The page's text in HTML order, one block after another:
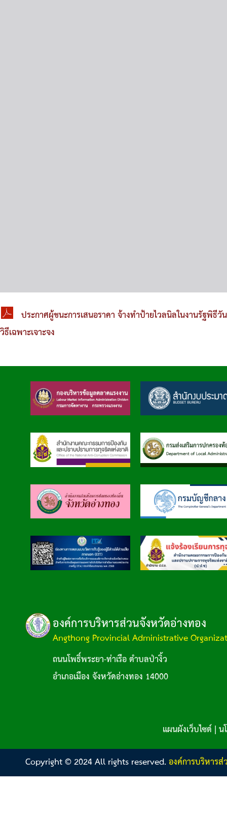
ประกาศผู้ชนะการเสนอราคา จ้างทำป้ายไวลนิลในงานรัฐพิ
วิธีเฉพาะเจาะจง
องค์การบริหารส่วนจังหวัดอ่างทอง
Angthong Provincial Administrative
ถนนโพธิ์พระยา-ท่าเรือ ตำบลป่างิ้ว
อำเภอเมือง จังหวัดอ่างทอง 14000
แผนผังเว็บไซต์|น
Copyright © 2024 All rights reserved.องค์การบริหาร